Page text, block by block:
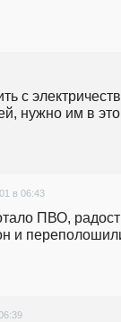
с
нужно им в
в 06:43
ПВО,
и